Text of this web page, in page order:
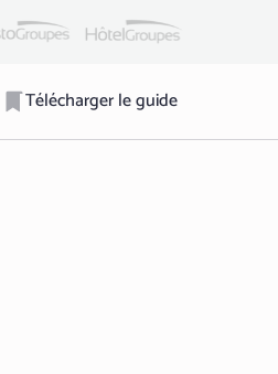
Télécharger le guide